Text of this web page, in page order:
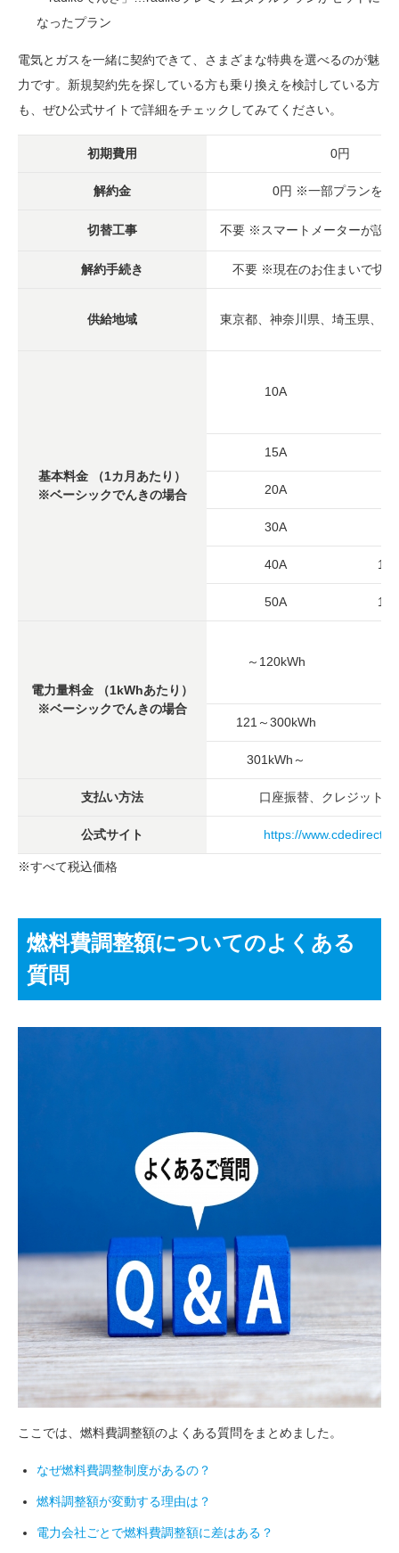
なったプラン
電気とガスを一緒に契約できて、さまざまな特典を選べるのが魅
力です。新規契約先を探している方も乗り換えを検討している方
も、ぜひ公式サイトで詳細をチェックしてみてください。
初期費用 0円
解約金 0円 ※一部プランを除
切替工事 不要 ※スマートメーターが設
解約手続き 不要 ※現在のお住まいで切
供給地域 東京都、神奈川県、埼玉県、
基本料金
（1カ月あたり）
※ベーシックでんきの場合
10A
15A
20A
30A
40A
50A
電力量料金
（1kWhあたり）
※ベーシックでんきの場合
～120kWh
121～300kWh
301kWh～
支払い方法 口座振替、クレジットカ
公式サイト https://
※すべて税込価格
燃料費調整額についてのよくある
質問
ここでは、燃料費調整額のよくある質問をまとめました。
なぜ燃料費調整制度があるの？
燃料調整額が変動する理由は？
電力会社ごとで燃料費調整額に差はある？